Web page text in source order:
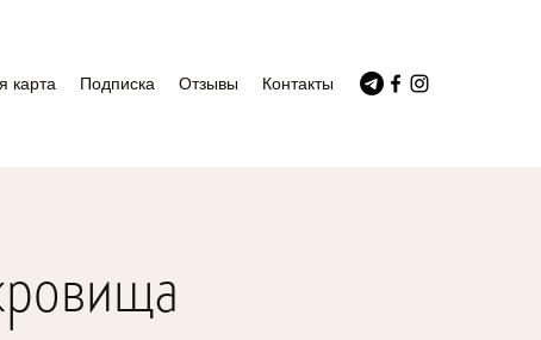
карта Подписка Отзывы Контакты